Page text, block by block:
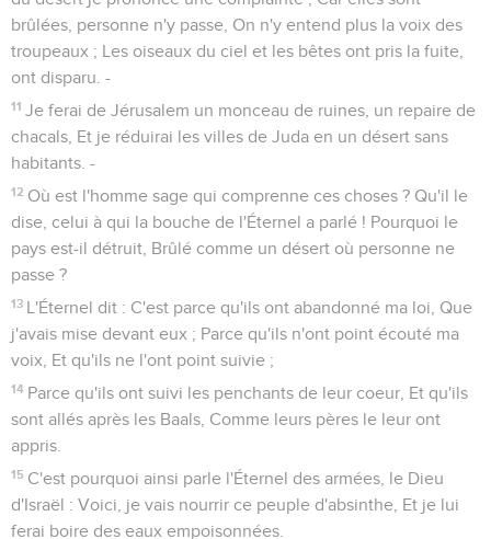
brûlées, personne n'y passe, On n'y entend plus la voix des
troupeaux ; Les oiseaux du ciel et les bêtes ont pris la fuite,
ont disparu. -
11 Je ferai de Jérusalem un monceau de ruines, un repaire de
chacals, Et je réduirai les villes de Juda en un désert sans
habitants. -
12 Où est l'homme sage qui comprenne ces choses ? Qu'il le
dise, celui à qui la bouche de l'Éternel a parlé ! Pourquoi le
pays est-il détruit, Brûlé comme un désert où personne ne
passe ?
13 L'Éternel dit : C'est parce qu'ils ont abandonné ma loi, Que
j'avais mise devant eux ; Parce qu'ils n'ont point écouté ma
voix, Et qu'ils ne l'ont point suivie ;
14 Parce qu'ils ont suivi les penchants de leur coeur, Et qu'ils
sont allés après les Baals, Comme leurs pères le leur ont
appris.
15 C'est pourquoi ainsi parle l'Éternel des armées, le Dieu
d'Israël : Voici, je vais nourrir ce peuple d'absinthe, Et je lui
ferai boire des eaux empoisonnées.